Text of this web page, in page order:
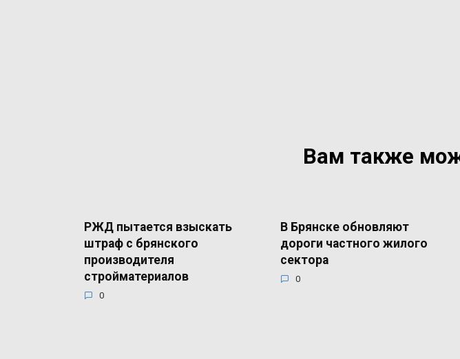
Вам также
РЖД пытается взыскать
штраф с брянского
производителя
стройматериалов
0
В Брянске обновляют
дороги частного жилого
сектора
0